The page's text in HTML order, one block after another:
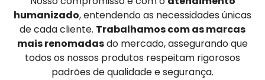
humanizado, entendendo as necessidades únicas
de cada cliente. Trabalhamos com as marcas
mais renomadasdo mercado, assegurando que
todos os nossos produtos respeitam rigorosos
padrões de qualidade e segurança.